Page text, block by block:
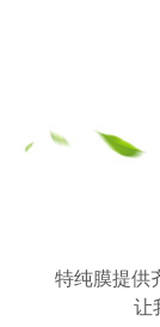
特纯膜提供
让